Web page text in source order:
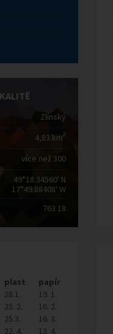
Zlínský
4,83 km2
více než 300
49°18.34560' N
17°49.88408' W
763 18
plast
papír
28.1.
19. 1.
25. 2.
16. 2.
25.3.
16. 3.
22. 4.
13. 4.